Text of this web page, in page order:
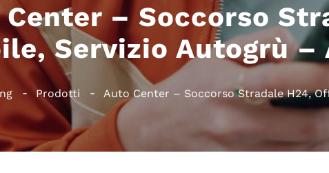
– Soccorso
Servizio Autogrù –
Prodotti Auto Center – Soccorso Stradale H24,